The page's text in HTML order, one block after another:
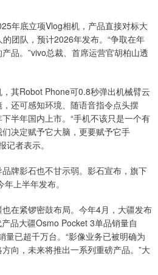
年底立项Vlog相机，产品直接对标大
团队，预计2026年发布。“争取在年
品。”vivo总裁、首席运营官胡柏山透
其Robot Phone可0.8秒弹出机械臂云
还可感知环境、随语音指令点头摆
半年国内上市。“手机不该只是一个有
决定赋予它大脑，更要赋予它手
记者表示。
牌影石也不甘示弱。影石宣布，旗下
上半年发布。
在紧锣密鼓布局。今年4月，大疆发布
品大疆Osmo Pocket 3单品销量自
已超千万台。“影像业务已被明确为
向，未来将推出一系列重磅产品。”大